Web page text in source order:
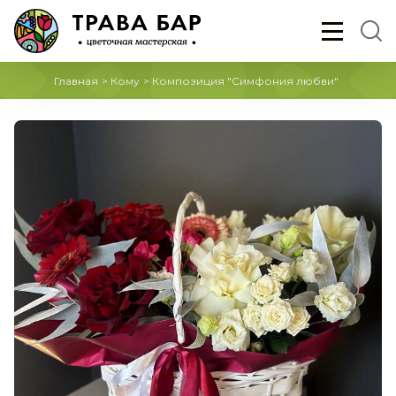
Главная > Кому > Композиция "Симфония любви"